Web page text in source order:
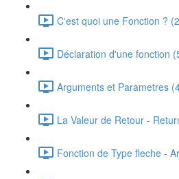
C'est quoi une Fonction ?
Déclaration d'une fonction
Arguments et Parametres
La Valeur de Retour -
Fonction de Type fleche -